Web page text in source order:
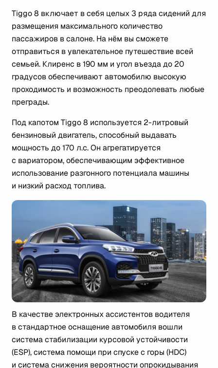
Tiggo 8 включает в себя целых 3 ряда сидений для
размещения максимального количество
пассажиров в салоне. На нём вы сможете
отправиться в увлекательное путешествие всей
семьей. Клиренс в 190 мм и угол въезда до 20
градусов обеспечивают автомобилю высокую
проходимость и возможность преодолевать любые
преграды.
Под капотом Tiggo 8 используется 2-литровый
бензиновый двигатель, способный выдавать
мощность до 170 л.с. Он агрегатируется
с вариатором, обеспечивающим эффективное
использование разгонного потенциала машины
и низкий расход топлива.
В качестве электронных ассистентов водителя
в стандартное оснащение автомобиля вошли
система стабилизации курсовой устойчивости
(ESP), система помощи при спуске с горы (HDC)
и система снижения вероятности опрокидывания